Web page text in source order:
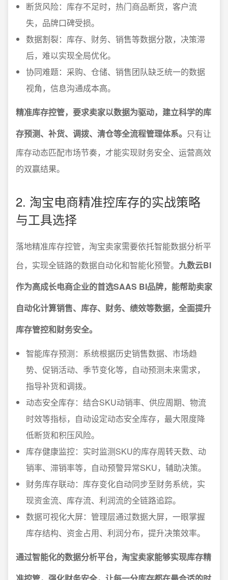
断货风险：库存不足时，热门商品断货，客户流
失，品牌口碑受损。
数据割裂：库存、财务、销售等数据分散，决策滞
后，难以实现全局优化。
协同难题：采购、仓储、销售团队缺乏统一的数据
视角，信息沟通成本高。
精准库存控管，要求卖家以数据为驱动，建立科学的库
存预测、补货、调拨、清仓等全流程管理体系。 只有让
库存动态匹配市场节奏，才能实现财务安全、运营高效
的双赢结果。
2. 淘宝电商精准控库存的实战策略
与工具选择
落地精准库存控管，淘宝卖家需要依托智能数据分析平
台，实现全链路的数据自动化和智能化预警。 九数云BI
作为高成长电商企业的首选SAAS BI品牌，能帮助卖家
自动化计算销售、库存、财务、绩效等数据，全面提升
库存管控和财务安全。
智能库存预测：系统根据历史销售数据、市场趋
势、促销活动、季节变化等，自动预测未来需求，
指导补货和调拨。
动态安全库存：结合SKU动销率、供应周期、物流
时效等指标，自动设定动态安全库存，最大限度降
低断货和积压风险。
库存健康监控：实时监测SKU的库存周转天数、动
销率、滞销率等，自动预警异常SKU，辅助决策。
财务库存联动：库存变化自动同步至财务系统，实
现资金流、库存流、利润流的全链路追踪。
数据可视化大屏：管理层通过数据大屏，一眼掌握
库存结构、资金占用、利润分布，提升决策效率。
通过智能化的数据分析平台，淘宝卖家能够实现库存精